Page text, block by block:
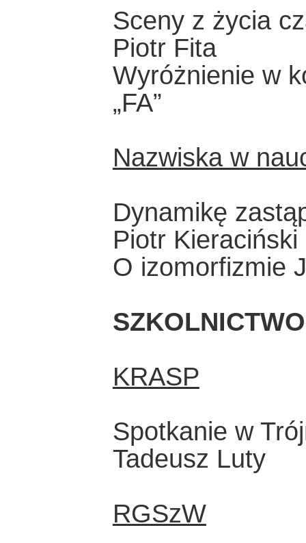
Sceny z życia
Piotr Fita
Wyróżnienie w
„FA”
Nazwiska w
Dynamikę
Piotr Kieraciński
O izomorfizmie
KRASP
Spotkanie w
Tadeusz Luty
RGSzW